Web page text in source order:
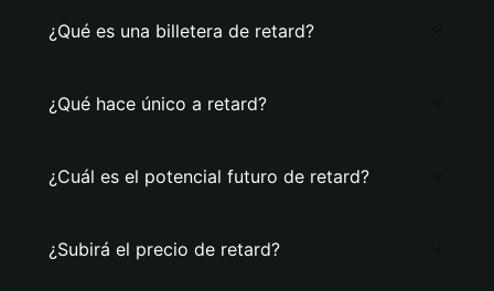
¿Qué es una billetera de retard?
¿Qué hace único a retard?
¿Cuál es el potencial futuro de retard?
¿Subirá el precio de retard?